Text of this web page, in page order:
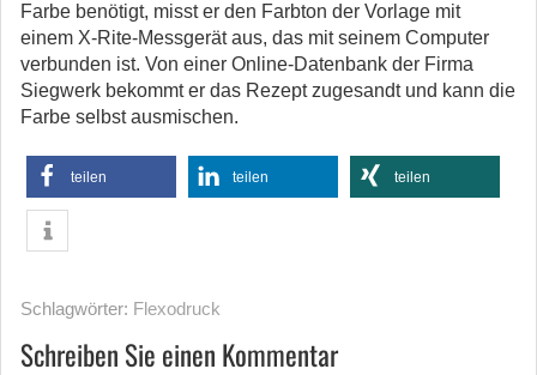
Farbe benötigt, misst er den Farbton der Vorlage mit
einem X-Rite-Messgerät aus, das mit seinem Computer
verbunden ist. Von einer Online-Datenbank der Firma
Siegwerk bekommt er das Rezept zugesandt und kann die
Farbe selbst ausmischen.
teilen teilen teilen
Schlagwörter: Flexodruck
Schreiben Sie einen Kommentar